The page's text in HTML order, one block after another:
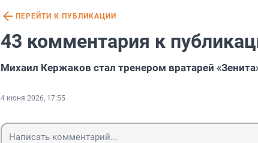
ПЕРЕЙТИ К ПУБЛИКАЦИИ
43 комментария к
Михаил Кержаков стал тренером вратарей
4 июня 2026, 17:55